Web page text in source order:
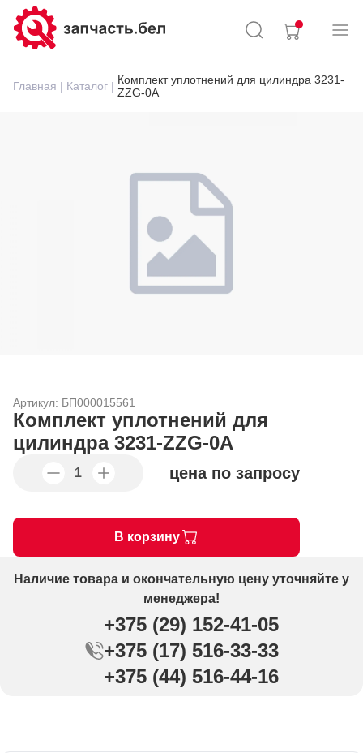
Главная | Каталог | Комплект уплотнений для цилиндра 3231-
ZZG-0A
Артикул: БП000015561
Комплект уплотнений для
цилиндра 3231-ZZG-0A
цена по запросу
В корзину
Наличие товара и окончательную цену уточняйте у
менеджера!
+375 (29) 152-41-05
+375 (17) 516-33-33
+375 (44) 516-44-16